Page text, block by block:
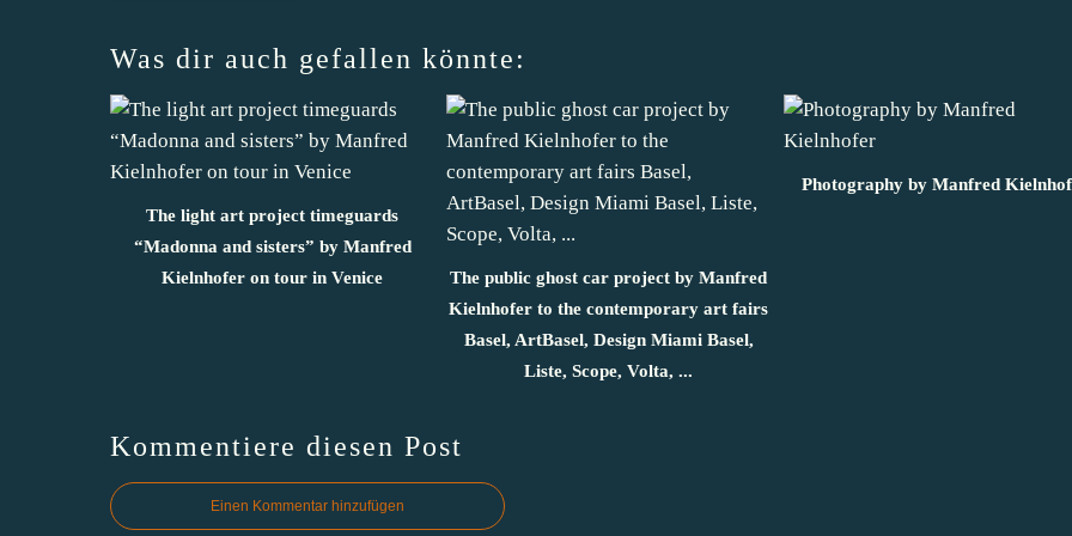
Was dir auch gefallen könnte:
The light art project timeguards
“Madonna and sisters” by Manfred
Kielnhofer on tour in Venice
The public ghost car project by Manfred
Kielnhofer to the contemporary art fairs
Basel, ArtBasel, Design Miami Basel,
Liste, Scope, Volta, ...
Photography by Manfred
Kommentiere diesen Post
Einen Kommentar hinzufügen